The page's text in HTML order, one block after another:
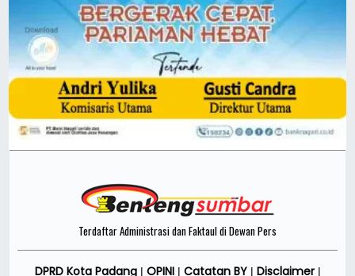
Terdaftar Administrasi dan Faktaul di Dewan Pers
DPRD Kota Padang| OPINI| Catatan BY| Disclaimer|